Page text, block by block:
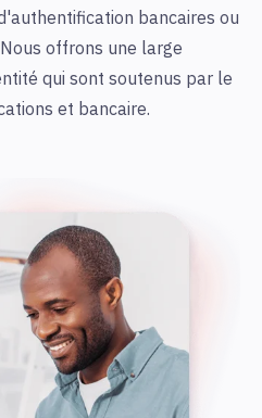
bancaires ou
offrons une large
qui sont soutenus par le
et bancaire.